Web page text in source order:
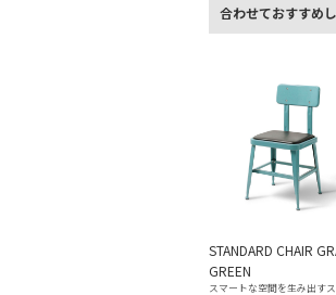
合わせておすすめ
STANDARD CHAIR
GREEN
スマートな空間を生み出す